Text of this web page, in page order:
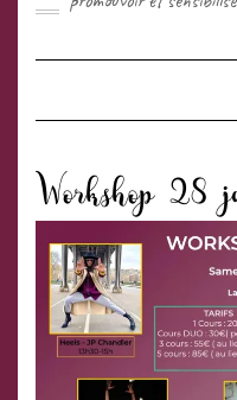
Workshop 28